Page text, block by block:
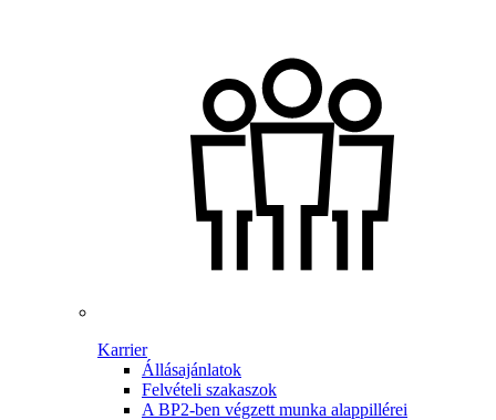
Karrier
Állásajánlatok
Felvételi szakaszok
A BP2-ben végzett munka alappillérei